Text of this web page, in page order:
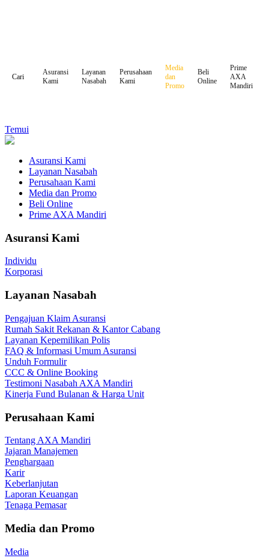
Cari
Asuransi
Kami
Layanan
Nasabah
Perusahaan
Kami
Media
dan
Promo
Beli
Online
Prime
AXA
Mandiri
Temui
Asuransi Kami
Layanan Nasabah
Perusahaan Kami
Media dan Promo
Beli Online
Prime AXA Mandiri
Asuransi Kami
Individu
Korporasi
Layanan Nasabah
Pengajuan Klaim Asuransi
Rumah Sakit Rekanan & Kantor Cabang
Layanan Kepemilikan Polis
FAQ & Informasi Umum Asuransi
Unduh Formulir
CCC & Online Booking
Testimoni Nasabah AXA Mandiri
Kinerja Fund Bulanan & Harga Unit
Perusahaan Kami
Tentang AXA Mandiri
Jajaran Manajemen
Penghargaan
Karir
Keberlanjutan
Laporan Keuangan
Tenaga Pemasar
Media dan Promo
Media